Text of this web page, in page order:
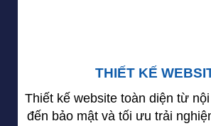
THIẾT KẾ
Thiết kế website toàn diện từ
đến bảo mật và tối ưu trải